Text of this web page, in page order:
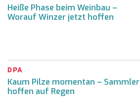
Heiße Phase beim Weinbau –
Worauf Winzer jetzt hoffen
DPA
Kaum Pilze momentan – Sammler
hoffen auf Regen